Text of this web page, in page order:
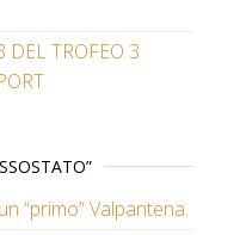
DEL TROFEO 3
“primo” Valpantena.